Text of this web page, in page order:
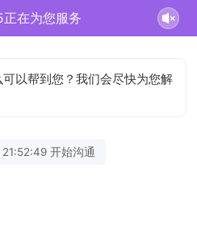
在为您服务
以帮到您？我们会尽快为您解
开始沟通